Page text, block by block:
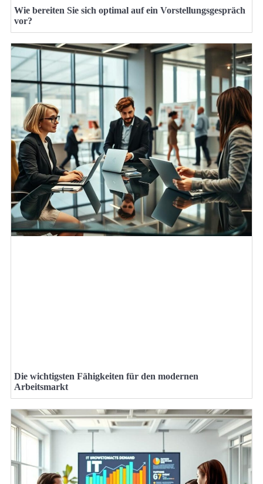
Wie bereiten Sie sich optimal auf ein Vorstellungsgespräch
vor?
Die wichtigsten Fähigkeiten für den modernen
Arbeitsmarkt